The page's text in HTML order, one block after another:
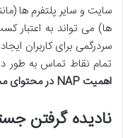
ها) می تواند به اعتبار
سردرگمی برای کاربران
تمام نقاط تماس به طور
اهمیت NAP در محتوای محلی
نادیده گرفتن